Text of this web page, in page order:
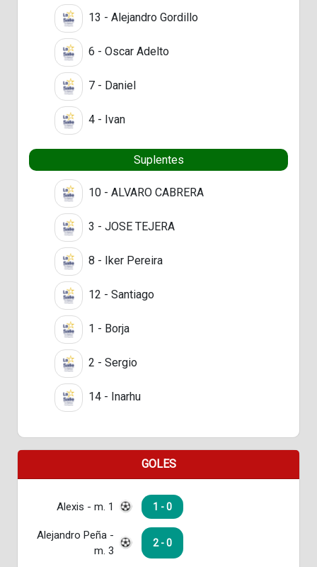
13 - Alejandro Gordillo
6 - Oscar Adelto
7 - Daniel
4 - Ivan
Suplentes
10 - ALVARO CABRERA
3 - JOSE TEJERA
8 - Iker Pereira
12 - Santiago
1 - Borja
2 - Sergio
14 - Inarhu
GOLES
Alexis - m. 1 1 - 0
Alejandro Peña -
m. 3
2 - 0